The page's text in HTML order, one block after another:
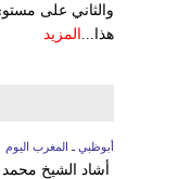
والثاني على
هذا... المزيد
أبوظبي ـ المغرب اليوم
أشاد الشيخ